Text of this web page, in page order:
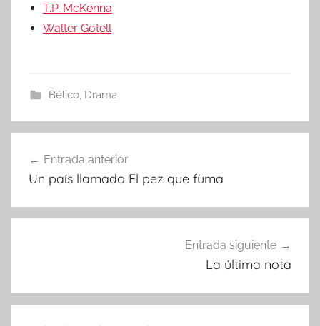
T.P. McKenna
Walter Gotell
Bélico, Drama
Navegación
de
entradas
Entrada anterior
Un país llamado El pez que fuma
Entrada siguiente
La última nota